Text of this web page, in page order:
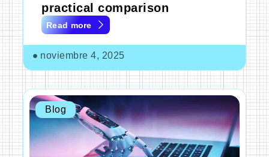
practical comparison
Read more
noviembre 4, 2025
Blog